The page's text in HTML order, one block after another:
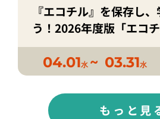
04.01水 03.31水
『エコチル』を保存し
う！2026年度版「エコ
ト」
もっと見